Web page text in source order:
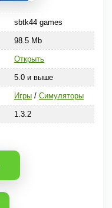
sbtk44 games
98.5 Mb
Открыть
5.0 и выше
Игры/ Симуляторы
1.3.2